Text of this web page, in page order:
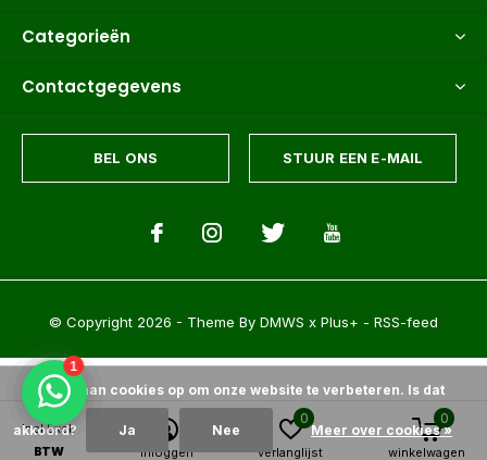
Categorieën
Contactgegevens
BEL ONS STUUR EEN E-MAIL
© Copyright 2026 - Theme By DMWS x Plus+ - RSS-feed
Incl.Excl.
BTW
inloggen verlanglijst
0
winkelwagen
0
Palmexpert bomen- en plantencentrum 9.6/ 10-1500+Reviews @
feedbackcompany.com
Wij slaan cookies op om onze website te verbeteren. Is dat
akkoord? Ja Nee Meer over cookies »